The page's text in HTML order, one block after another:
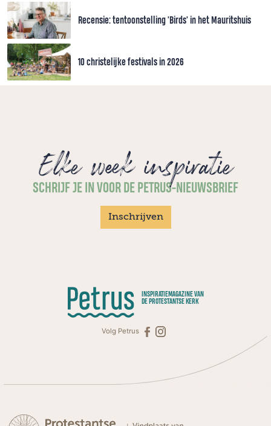
Recensie: tentoonstelling 'Birds' in het Mauritshuis
10 christelijke festivals in 2026
Elke week inspiratie
SCHRIJF JE IN VOOR DE PETRUS-NIEUWSBRIEF
Inschrijven
INSPIRATIEMAGAZINE VAN
DE PROTESTANTSE KERK
Volg Petrus